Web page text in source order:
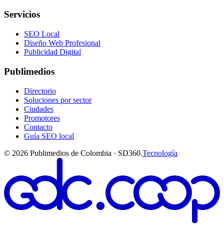
Servicios
SEO Local
Diseño Web Profesional
Publicidad Digital
Publimedios
Directorio
Soluciones por sector
Ciudades
Promotores
Contacto
Guía SEO local
© 2026 Publimedios de Colombia · SD360.Tecnología